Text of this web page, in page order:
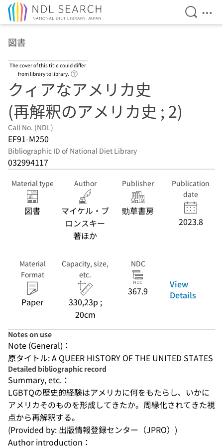
Open
図書
The cover of this title could differ
from library to library.
クィアなアメリカ史
(再解釈のアメリカ史 ; 2)
Call No. (NDL)
EF91-M250
Bibliographic ID of National Diet Library
032994117
Material type
図書
Author
マイケル・ブ
ロンスキー
著ほか
Publisher
勁草書房
Publication
date
2023.8
Material
Format
Paper
Capacity, size,
etc.
330,23p ;
20cm
NDC
367.9
View
Details
Notes on use
Note (General)：
原タイトル: A QUEER HISTORY OF THE UNITED STATES
Detailed bibliographic record
Summary, etc.：
LGBTQの歴史的経験はアメリカに何をもたらし、いかに
アメリカそのものを形成してきたか。周縁化されてきた視
点から再解釈する。
(Provided by: 出版情報登録センター（JPRO）)
Author introduction：